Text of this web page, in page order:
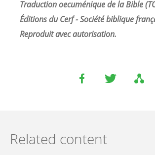
Traduction oecuménique de la Bible
Éditions du Cerf - Société biblique
Reproduit avec autorisation.
Related content